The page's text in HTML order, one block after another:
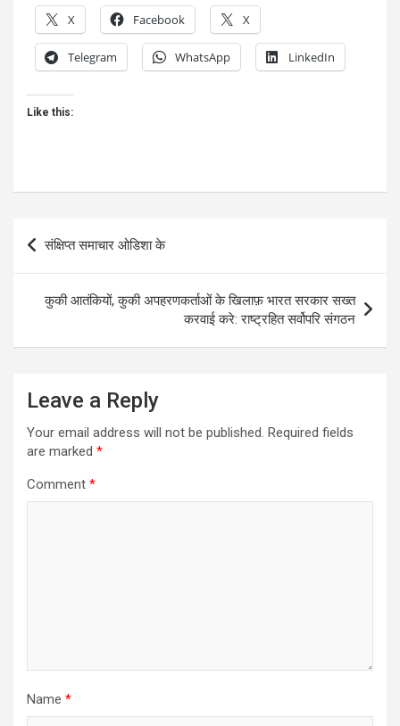
X Facebook X
Telegram WhatsApp LinkedIn
Like this:
Post
navigation
संक्षिप्त समाचार ओडिशा के
कुकी आतंकियों, कुकी अपहरणकर्ताओं के खिलाफ़ भारत सरकार सख्त
करवाई करे: राष्ट्रहित सर्वोपरि संगठन
Leave a Reply
Your email address will not be published. Required fields
are marked *
Comment *
Name *